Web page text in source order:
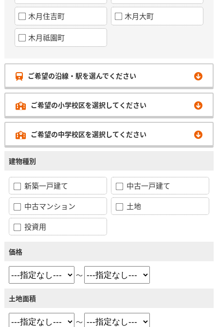
木月住吉町 木月大町
木月祗園町
ご希望の沿線・駅を選んでください
ご希望の小学校区を選択してください
ご希望の中学校区を選択してください
建物種別
新築一戸建て
中古一戸建て
中古マンション
土地
投資用
価格
～
土地面積
～